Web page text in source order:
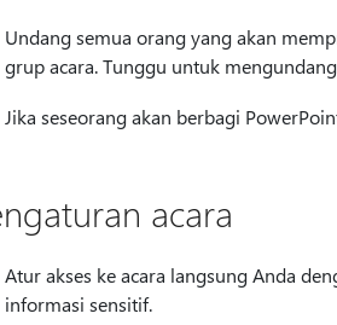
Undang semua orang yang akan
grup acara. Tunggu untuk
Jika seseorang akan berbagi
acara
Atur akses ke acara langsung Anda
informasi sensitif.